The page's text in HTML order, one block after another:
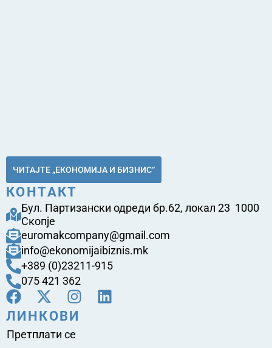
ЧИТАЈТЕ „ЕКОНОМИЈА И БИЗНИС“
КОНТАКТ
Бул. Партизански одреди бр.62, локал 23 1000
Скопје
euromakcompany@gmail.com
info@ekonomijaibiznis.mk
+389 (0)23211-915
075 421 362
ЛИНКОВИ
Претплати се